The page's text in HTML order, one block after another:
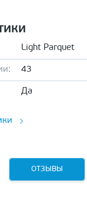
Light Parquet
43
Да
ОТЗЫВЫ